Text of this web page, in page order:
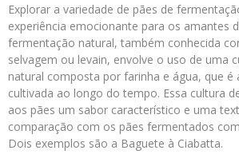
Explorar a variedade de pães de
experiência emocionante para os amantes
fermentação natural, também conhecida
selvagem ou levain, envolve o uso de uma
natural composta por farinha e água, que é
cultivada ao longo do tempo. Essa cultura
aos pães um sabor característico e uma
comparação com os pães fermentados
Dois exemplos são a Baguete à Ciabatta.